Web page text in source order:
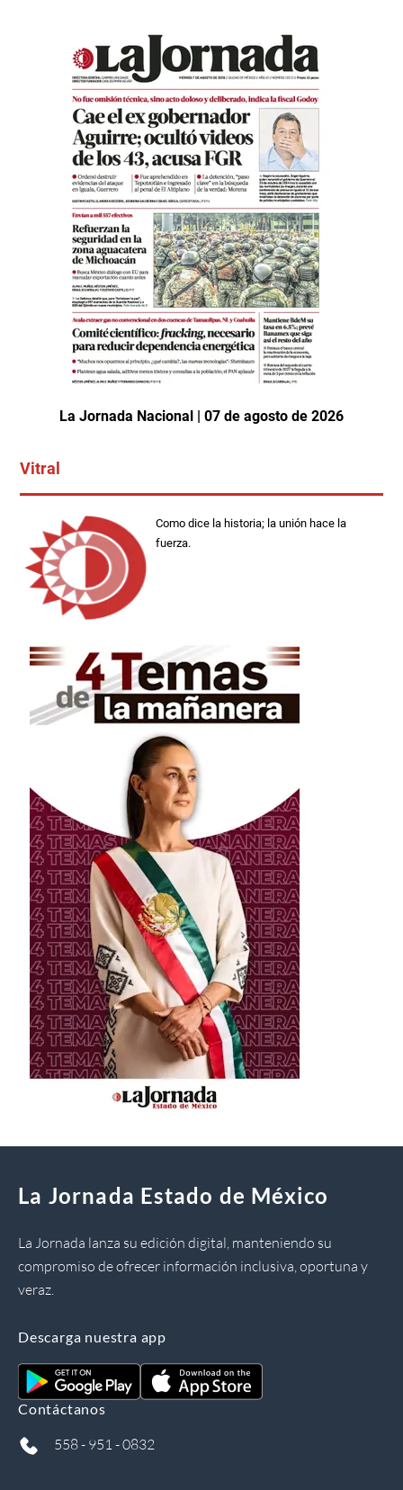
La Jornada Nacional | 07 de agosto de 2026
Vitral
Como dice la historia; la unión hace la
fuerza.
La Jornada Estado de México
La Jornada lanza su edición digital, manteniendo su
compromiso de ofrecer información inclusiva, oportuna y
veraz.
Descarga nuestra app
Contáctanos
558 - 951 - 0832